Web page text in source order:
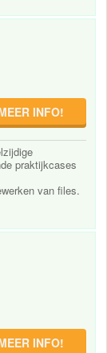
INFO!
praktijkcases
van files.
INFO!